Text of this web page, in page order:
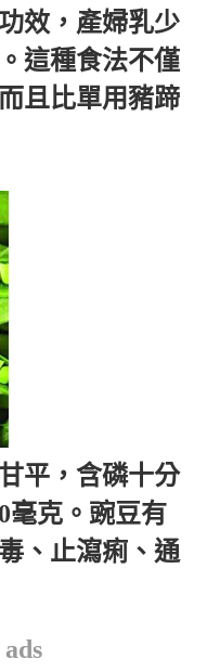
效，產婦乳少
這種食法不僅
且比單用豬蹄
平，含磷十分
毫克。豌豆有
、止瀉痢、通